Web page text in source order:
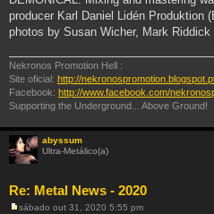
producer Karl Daniel Lidén Produktion
photos by Susan Wicher, Mark
Nekronos Promotion Hell :
Site oficial: http://
Facebook: http://www.facebook.com/
Supporting the Underground... Above Ground!
abyssum
Ultra-Metálico(a)
Re: Metal News - 2020
sábado out 31, 2020 5:55 pm